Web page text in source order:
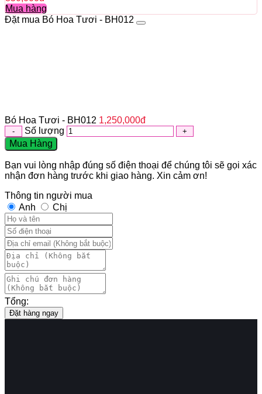
Mua hàng
Đặt mua Bó Hoa Tươi - BH012
Bó Hoa Tươi - BH012 1,250,000đ
Số lượng
Mua Hàng
Bạn vui lòng nhập đúng số điện thoại để chúng tôi sẽ gọi xác
nhận đơn hàng trước khi giao hàng. Xin cảm ơn!
Thông tin người mua
Anh
Chị
Tổng:
Đặt hàng ngay